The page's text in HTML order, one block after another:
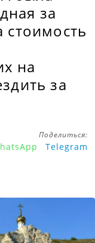
за
стоимость
на
за
Поделиться:
Telegram